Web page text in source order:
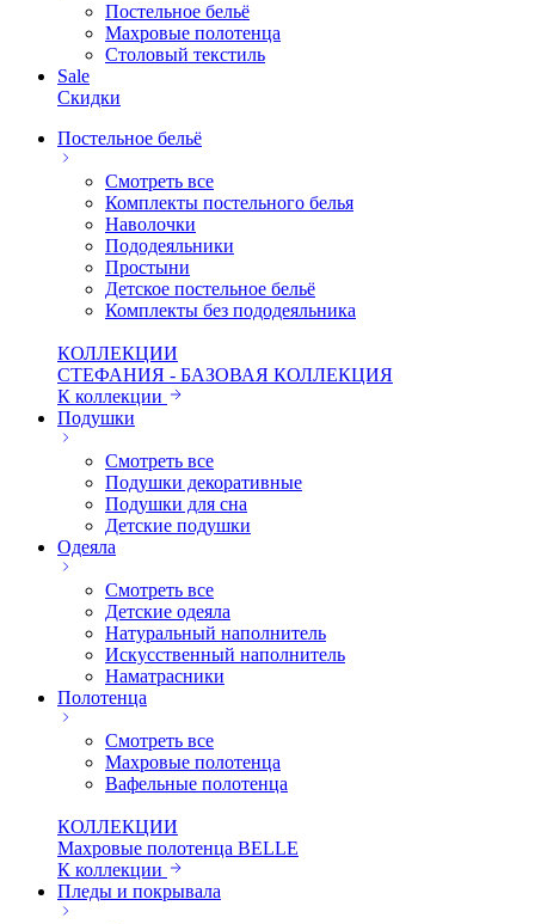
Постельное бельё
Махровые полотенца
Столовый текстиль
Sale
Скидки
Постельное бельё
Смотреть все
Комплекты постельного белья
Наволочки
Пододеяльники
Простыни
Детское постельное бельё
Комплекты без пододеяльника
КОЛЛЕКЦИИ
СТЕФАНИЯ - БАЗОВАЯ КОЛЛЕКЦИЯ
К коллекции
Подушки
Смотреть все
Подушки декоративные
Подушки для сна
Детские подушки
Одеяла
Смотреть все
Детские одеяла
Натуральный наполнитель
Искуcственный наполнитель
Наматрасники
Полотенца
Смотреть все
Махровые полотенца
Вафельные полотенца
КОЛЛЕКЦИИ
Махровые полотенца BELLE
К коллекции
Пледы и покрывала